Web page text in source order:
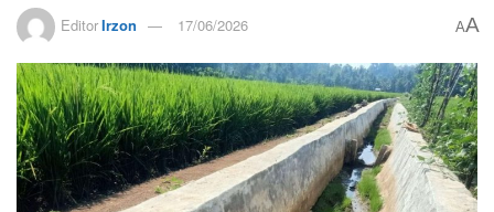
EditorIrzon 17/06/2026 AA